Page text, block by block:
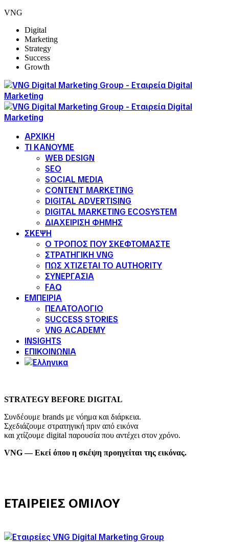
VNG
Digital
Marketing
Strategy
Success
Growth
ΑΡΧΙΚΗ
ΤΙ ΚΑΝΟΥΜΕ
WEB DESIGN
SEO
SOCIAL MEDIA
CONTENT MARKETING
DIGITAL ADVERTISING
DIGITAL MARKETING ECOSYSTEM
ΔΙΑΧΕΙΡΙΣΗ ΦΗΜΗΣ
ΣΚΕΨΗ
Ο ΤΡΟΠΟΣ ΠΟΥ ΣΚΕΦΤΟΜΑΣΤΕ
ΣΤΡΑΤΗΓΙΚΗ VNG
ΠΩΣ ΧΤΙΖΕΤΑΙ ΤΟ AUTHORITY
ΣΥΝΕΡΓΑΣΙΑ
FAQ
ΕΜΠΕΙΡΙΑ
ΠΕΛΑΤΟΛΟΓΙΟ
SUCCESS STORIES
VNG ACADEMY
INSIGHTS
ΕΠΙΚΟΙΝΩΝΙΑ
STRATEGY BEFORE DIGITAL
Συνδέουμε brands με νόημα και διάρκεια.
Σχεδιάζουμε στρατηγική πριν από εικόνα
και χτίζουμε digital παρουσία που αντέχει στον χρόνο.
VNG — Εκεί όπου η σκέψη προηγείται της εικόνας.
ΕΤΑΙΡΕΙΕΣ ΟΜΙΛΟΥ